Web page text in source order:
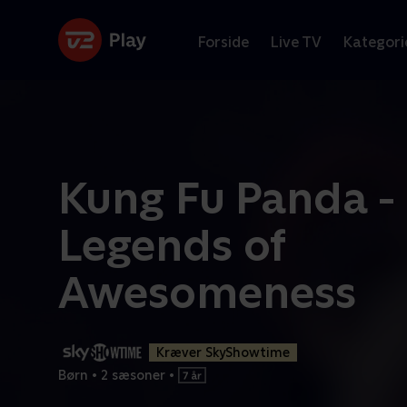
Forside Live TV
Kung Fu Panda -
Legends of
Awesomeness
Kræver SkyShowtime
Børn • 2 sæsoner •